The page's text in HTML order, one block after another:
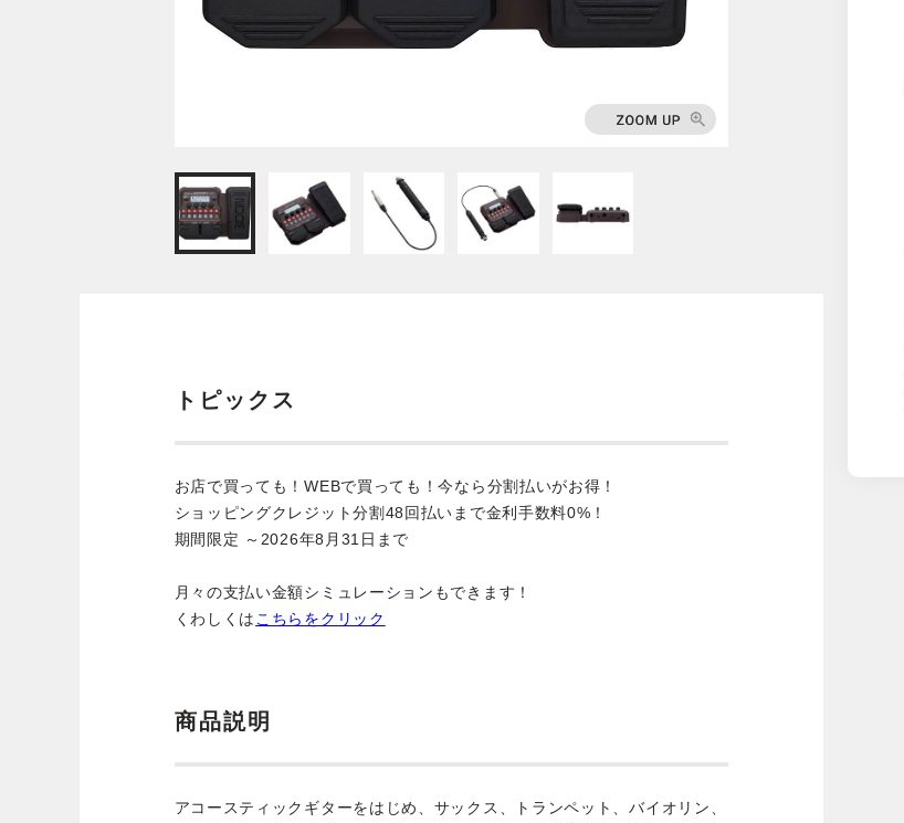
トピックス
お店で買っても！WEBで買っても！今なら分割払いがお得！
ショッピングクレジット分割48回払いまで金利手数料0%！
期間限定 ～2026年8月31日まで
月々の支払い金額シミュレーションもできます！
くわしくは こちらをクリック
商品説明
アコースティックギターをはじめ、サックス、トランペット、バイオリン、